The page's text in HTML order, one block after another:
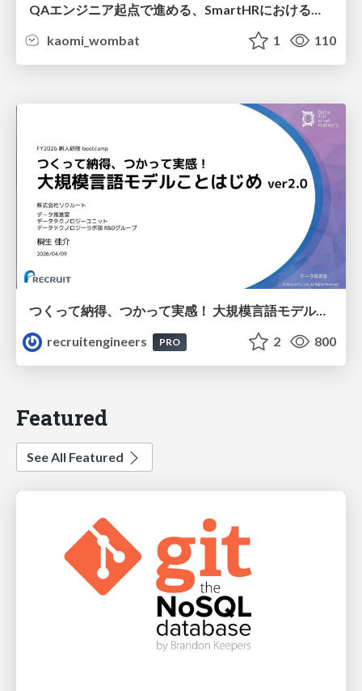
QAエンジニア起点で進める、SmartHRにおける信頼性向上について
kaomi_wombat
1 110
つくって納得、つかって実感！ 大規模言語モデルことはじめ ver2.0
recruitengineers
PRO 2 800
Featured
See All Featured